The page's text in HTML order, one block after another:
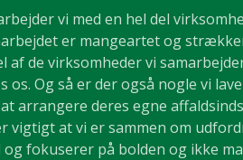
vi med en hel del
er mangeartet og
af de virksomheder vi
os. Og så er der også nogle vi
arrangere deres egne
vigtigt at vi er sammen om
fokuserer på bolden og ikke